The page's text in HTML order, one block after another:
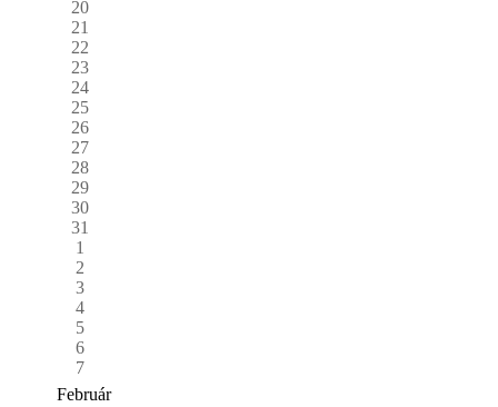
20
21
22
23
24
25
26
27
28
29
30
31
1
2
3
4
5
6
7
Február